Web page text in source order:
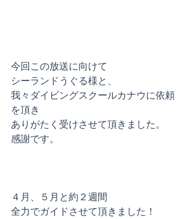
今回この放送に向けて
シーランドうぐる様と、
我々ダイビングスクールカナウに依頼
を頂き
ありがたく受けさせて頂きました。
感謝です。
４月、５月と約２週間
全力でガイドさせて頂きました！